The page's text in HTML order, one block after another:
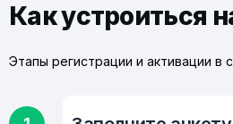
Как устроиться
Этапы регистрации и активации в